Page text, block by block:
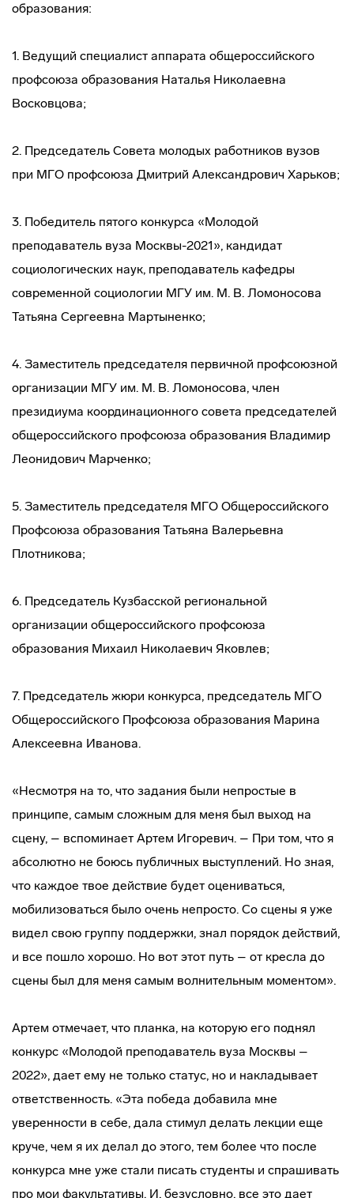
образования:
1. Ведущий специалист аппарата общероссийского
профсоюза образования Наталья Николаевна
Восковцова;
2. Председатель Совета молодых работников вузов
при МГО профсоюза Дмитрий Александрович Харьков;
3. Победитель пятого конкурса «Молодой
преподаватель вуза Москвы-2021», кандидат
социологических наук, преподаватель кафедры
современной социологии МГУ им. М. В. Ломоносова
Татьяна Сергеевна Мартыненко;
4. Заместитель председателя первичной профсоюзной
организации МГУ им. М. В. Ломоносова, член
президиума координационного совета председателей
общероссийского профсоюза образования Владимир
Леонидович Марченко;
5. Заместитель председателя МГО Общероссийского
Профсоюза образования Татьяна Валерьевна
Плотникова;
6. Председатель Кузбасской региональной
организации общероссийского профсоюза
образования Михаил Николаевич Яковлев;
7. Председатель жюри конкурса, председатель МГО
Общероссийского Профсоюза образования Марина
Алексеевна Иванова.
«Несмотря на то, что задания были непростые в
принципе, самым сложным для меня был выход на
сцену, – вспоминает Артем Игоревич. – При том, что я
абсолютно не боюсь публичных выступлений. Но зная,
что каждое твое действие будет оцениваться,
мобилизоваться было очень непросто. Со сцены я уже
видел свою группу поддержки, знал порядок действий,
и все пошло хорошо. Но вот этот путь – от кресла до
сцены был для меня самым волнительным моментом».
Артем отмечает, что планка, на которую его поднял
конкурс «Молодой преподаватель вуза Москвы –
2022», дает ему не только статус, но и накладывает
ответственность. «Эта победа добавила мне
уверенности в себе, дала стимул делать лекции еще
круче, чем я их делал до этого, тем более что после
конкурса мне уже стали писать студенты и спрашивать
про мои факультативы. И, безусловно, все это дает